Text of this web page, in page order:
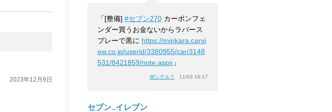
2023年12月9日
「[整備] #セブン270 カーボンフェ
ンダー買うお金ないからラバース
プレーで黒に https://minkara.carvi
ew.co.jp/userid/3380955/car/3148
531/8421859/note.aspx 」
何シテル？ 11/03 16:17
セブン..イレブン